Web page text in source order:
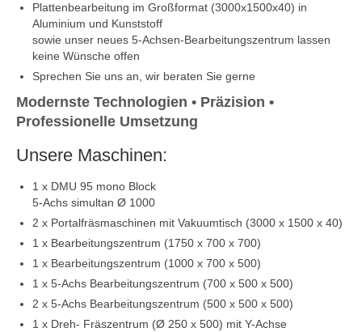
Plattenbearbeitung im Großformat (3000x1500x40) in
Aluminium und Kunststoff
sowie unser neues 5-Achsen-Bearbeitungszentrum lassen
keine Wünsche offen
Sprechen Sie uns an, wir beraten Sie gerne
Modernste Technologien • Präzision •
Professionelle Umsetzung
Unsere Maschinen:
1 x DMU 95 mono Block
5-Achs simultan Ø 1000
2 x Portalfräsmaschinen mit Vakuumtisch (3000 x 1500 x 40)
1 x Bearbeitungszentrum (1750 x 700 x 700)
1 x Bearbeitungszentrum (1000 x 700 x 500)
1 x 5-Achs Bearbeitungszentrum (700 x 500 x 500)
2 x 5-Achs Bearbeitungszentrum (500 x 500 x 500)
1 x Dreh- Fräszentrum (Ø 250 x 500) mit Y-Achse